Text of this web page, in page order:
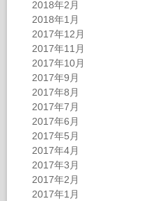
2018年2月
2018年1月
2017年12月
2017年11月
2017年10月
2017年9月
2017年8月
2017年7月
2017年6月
2017年5月
2017年4月
2017年3月
2017年2月
2017年1月